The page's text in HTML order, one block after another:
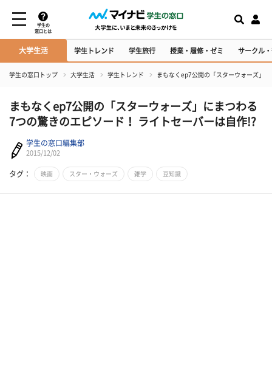
学生の
窓口とは
大学生活 学生トレンド 学生旅行 授業・履修・ゼミ サークル
学生の窓口トップ 大学生活 学生トレンド まもなくep7公開の「スターウォーズ」
まもなくep7公開の「スターウォーズ」にまつわる
7つの驚きのエピソード！ ライトセーバーは自作!?
学生の窓口編集部
2015/12/02
タグ： 映画 スター・ウォーズ 雑学 豆知識